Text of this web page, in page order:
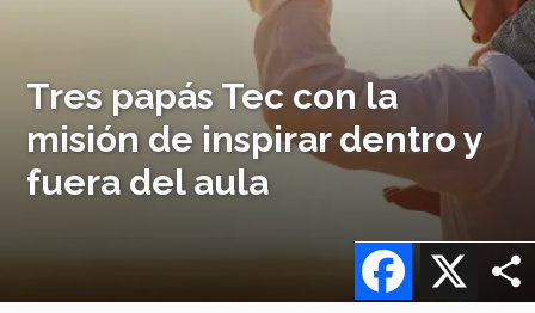
Tres papás Tec con la
misión de inspirar dentro y
fuera del aula
X
Facebook